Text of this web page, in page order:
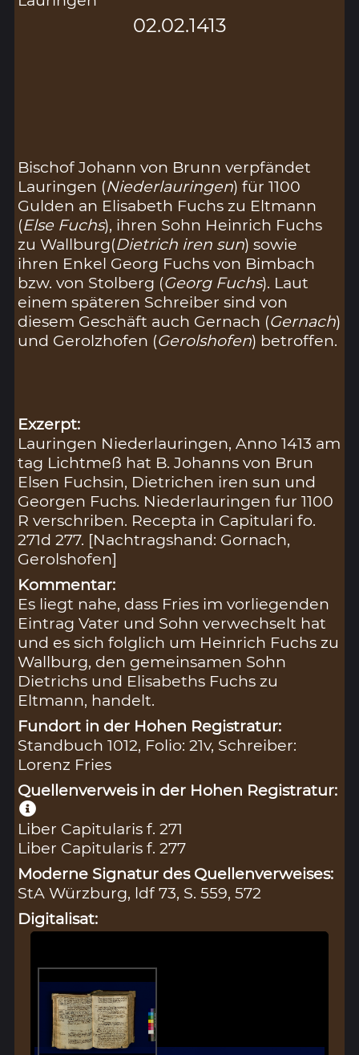
02.02.1413
Bischof Johann von Brunn verpfändet
Lauringen (Niederlauringen) für 1100
Gulden an Elisabeth Fuchs zu Eltmann
(Else Fuchs), ihren Sohn Heinrich Fuchs
zu Wallburg(Dietrich iren sun) sowie
ihren Enkel Georg Fuchs von Bimbach
bzw. von Stolberg (Georg Fuchs). Laut
einem späteren Schreiber sind von
diesem Geschäft auch Gernach (Gernach)
und Gerolzhofen (Gerolshofen) betroffen.
Exzerpt:
Lauringen Niederlauringen, Anno 1413 am
tag Lichtmeß hat B. Johanns von Brun
Elsen Fuchsin, Dietrichen iren sun und
Georgen Fuchs. Niederlauringen fur 1100
R verschriben. Recepta in Capitulari fo.
271d 277. [Nachtragshand: Gornach,
Gerolshofen]
Kommentar:
Es liegt nahe, dass Fries im vorliegenden
Eintrag Vater und Sohn verwechselt hat
und es sich folglich um Heinrich Fuchs zu
Wallburg, den gemeinsamen Sohn
Dietrichs und Elisabeths Fuchs zu
Eltmann, handelt.
Fundort in der Hohen Registratur:
Standbuch 1012, Folio: 21v, Schreiber:
Lorenz Fries
Quellenverweis in der Hohen Registratur:
Liber Capitularis f. 271
Liber Capitularis f. 277
Moderne Signatur des Quellenverweises:
StA Würzburg, ldf 73, S. 559, 572
Digitalisat: